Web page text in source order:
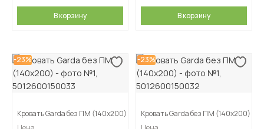
В корзину В корзину
-23%
Кровать Garda без ПМ (140х200)
-23%
Кровать Garda без ПМ (140х200)